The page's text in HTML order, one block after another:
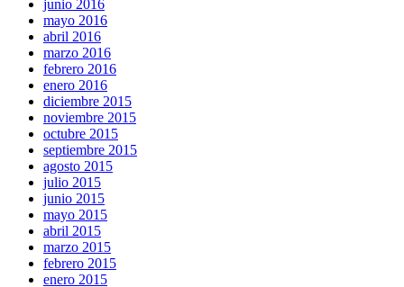
junio 2016
mayo 2016
abril 2016
marzo 2016
febrero 2016
enero 2016
diciembre 2015
noviembre 2015
octubre 2015
septiembre 2015
agosto 2015
julio 2015
junio 2015
mayo 2015
abril 2015
marzo 2015
febrero 2015
enero 2015